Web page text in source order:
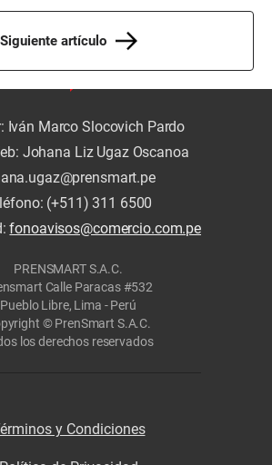
Siguiente artículo
Iván Marco Slocovich Pardo
Johana Liz Ugaz Oscanoa
(+511) 311 6500
fonoavisos@comercio.com.pe
PRENSMART S.A.C.
Calle Paracas #532
Pueblo Libre, Lima - Perú
© PrenSmart S.A.C.
los derechos reservados
y Condiciones